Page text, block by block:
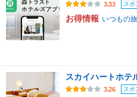
3.33 スポ
お得情報 いつもの
スカイハートホテ
3.26 スポ